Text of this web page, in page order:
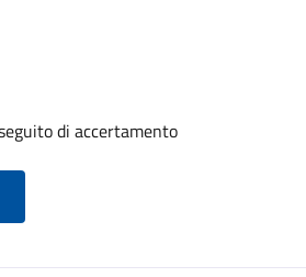
di accertamento